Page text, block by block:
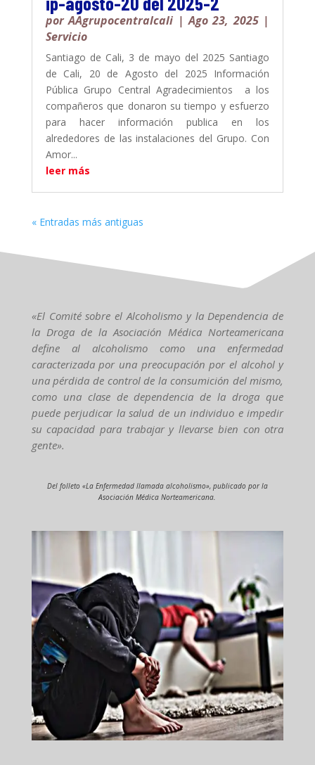
porAAgrupocentralcali |Ago 23, 2025|
Servicio
Santiago de Cali, 3 de mayo del 2025 Santiago
de Cali, 20 de Agosto del 2025 Información
Pública Grupo Central Agradecimientos a los
compañeros que donaron su tiempo y esfuerzo
para hacer información publica en los
alrededores de las instalaciones del Grupo. Con
Amor...
leer más
« Entradas más antiguas
«El Comité sobre el Alcoholismo y la Dependencia de
la Droga de la Asociación Médica Norteamericana
define al alcoholismo como una enfermedad
caracterizada por una preocupación por el alcohol y
una pérdida de control de la consumición del mismo,
como una clase de dependencia de la droga que
puede perjudicar la salud de un individuo e impedir
su capacidad para trabajar y llevarse bien con otra
gente».
Del folleto «La Enfermedad llamada alcoholismo», publicado por la
Asociación Médica Norteamericana.